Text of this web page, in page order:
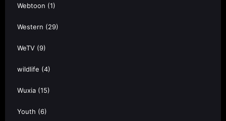
Webtoon (1)
Western (29)
WeTV (9)
wildlife (4)
Wuxia (15)
Youth (6)